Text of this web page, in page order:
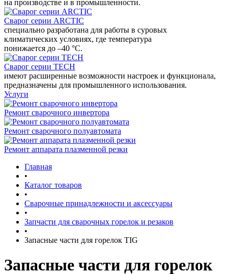
на производстве и в промышленности.
Сварог серии ARCTIC
специально разработана для работы в суровых
климатических условиях, где температура
понижается до –40 °С.
Сварог серии TECH
имеют расширенные возможности настроек и функционала,
предназначены для промышленного использования.
Услуги
Ремонт сварочного инвертора
Ремонт сварочного полуавтомата
Ремонт аппарата плазменной резки
Главная
•
Каталог товаров
•
Сварочные принадлежности и аксессуары
•
Запчасти для сварочных горелок и резаков
•
Запасные части для горелок TIG
Запасные части для горелок